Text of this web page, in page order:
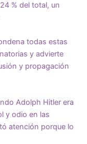
% del total, un
todas estas
y advierte
y propagación
Adolph Hitler era
y odio en las
atención porque lo